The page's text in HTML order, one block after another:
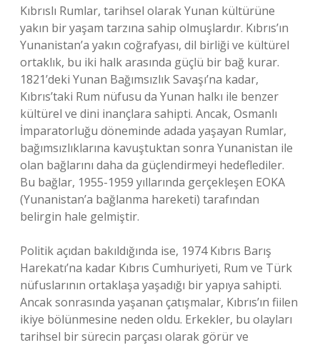
Kıbrıslı Rumlar, tarihsel olarak Yunan kültürüne
yakın bir yaşam tarzına sahip olmuşlardır. Kıbrıs’ın
Yunanistan’a yakın coğrafyası, dil birliği ve kültürel
ortaklık, bu iki halk arasında güçlü bir bağ kurar.
1821’deki Yunan Bağımsızlık Savaşı’na kadar,
Kıbrıs’taki Rum nüfusu da Yunan halkı ile benzer
kültürel ve dini inançlara sahipti. Ancak, Osmanlı
İmparatorluğu döneminde adada yaşayan Rumlar,
bağımsızlıklarına kavuştuktan sonra Yunanistan ile
olan bağlarını daha da güçlendirmeyi hedeflediler.
Bu bağlar, 1955-1959 yıllarında gerçekleşen EOKA
(Yunanistan’a bağlanma hareketi) tarafından
belirgin hale gelmiştir.
Politik açıdan bakıldığında ise, 1974 Kıbrıs Barış
Harekatı’na kadar Kıbrıs Cumhuriyeti, Rum ve Türk
nüfuslarının ortaklaşa yaşadığı bir yapıya sahipti.
Ancak sonrasında yaşanan çatışmalar, Kıbrıs’ın fiilen
ikiye bölünmesine neden oldu. Erkekler, bu olayları
tarihsel bir sürecin parçası olarak görür ve